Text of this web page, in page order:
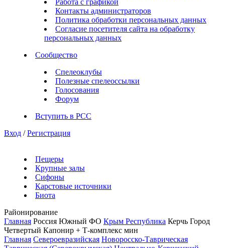
Работа с графикой
Контакты администраторов
Политика обработки персональных данных
Согласие посетителя сайта на обработку
персональных данных
Сообщество
Спелеоклубы
Полезные спелеоссылки
Голосования
Форум
Вступить в РСС
Вход / Регистрация
Пещеры
Крупные залы
Сифоны
Карстовые источники
Биота
Районирование
Главная Россия Южный ФО Крым Республика Керчь Город
Четвертый Капонир + Т-комплекс мин
Главная Североевразийская Новоросско-Таврическая